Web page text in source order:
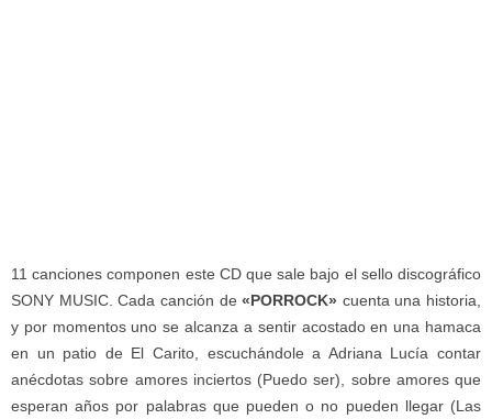
11 canciones componen este CD que sale bajo el sello discográfico
SONY MUSIC. Cada canción de«PORROCK» cuenta una historia,
y por momentos uno se alcanza a sentir acostado en una hamaca
en un patio de El Carito, escuchándole a Adriana Lucía contar
anécdotas sobre amores inciertos (Puedo ser), sobre amores que
esperan años por palabras que pueden o no pueden llegar (Las